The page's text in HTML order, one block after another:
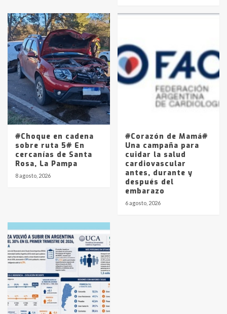
#Choque en cadena
sobre ruta 5# En
cercanías de Santa
Rosa, La Pampa
8 agosto, 2026
#Corazón de Mamá#
Una campaña para
cuidar la salud
cardiovascular
antes, durante y
después del
embarazo
6 agosto, 2026